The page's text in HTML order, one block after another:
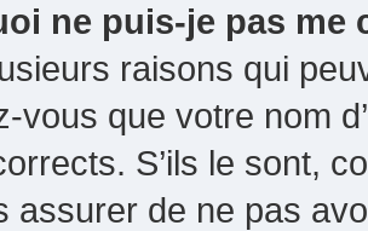
ne puis-je pas me
raisons qui
vous que votre nom
S’ils le sont,
assurer de ne pas